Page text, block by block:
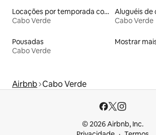
Locações por temporada com piscina
Cabo Verde
Aluguéis de
Cabo Verde
Pousadas
Cabo Verde
Mostrar
Airbnb Cabo Verde
© 2026 Airbnb, Inc.